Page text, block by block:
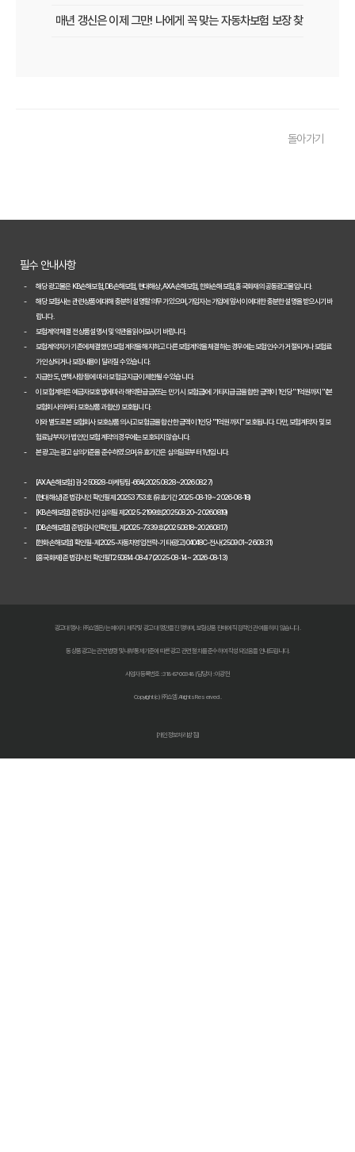
매년 갱신은 이제 그만! 나에게 꼭 맞는 자동차보험 보장 찾는 법
놓치면 후회! 자동차보험 가입 전 반드시 알아야 할 핵심 정보
놓치면 손해! 2026년 자동차보험 비교, 이것만은 꼭 확인하세요
2026년 자동차보험 현명하게 비교하는 3가지 핵심 전략
2026년 자동차보험 현명하게 비교하는 3가지 방법
자동차보험료 100만원 절약, 숨겨진 꿀팁 대방출
자동차보험, 다이렉트로 저렴하게 가입하는 비법 공개
내 차에 딱 맞는 자동차보험, 비교하고 고르는 완벽 가이드
2026 자동차보험 다이렉트 비교견적: 숨은 혜택 찾고 보험료 낮추는
자동차보험 다이렉트 비교사이트, 숨겨진 할인 꿀팁으로 진짜 최저가
다이렉트 자동차보험료 아끼는 법: 2026년 견적, 숨겨진 할인 꿀팁 대
다이렉트 자동차보험 비교견적: 숨은 1cm까지 찾아 보험료 낮추는 비
자동차 보험료 인상, 다이렉트 비교견적 사이트로 한 번에 해결!
돌아가기
필수 안내사항
해당 광고물은 KB손해보험, DB손해보험, 현대해상, AXA손해보험, 한화손해보험, 흥국화재의 공동광고물입니다.
해당 보험사는 관련 상품에 대해 충분히 설명할 의무가 있으며, 가입자는 가입에 앞서 이에 대한 충분한 설명을 받으시기 바
랍니다.
보험계약 체결 전 상품설명서 및 약관을 읽어보시기 바랍니다.
보험계약자가 기존에 체결했던 보험계약을 해지하고 다른 보험계약을 체결하는 경우에는 보험인수가 거절되거나 보험료
가 인상되거나 보장내용이 달라질 수 있습니다.
지급한도, 면책사항 등에 따라 보험금 지급이 제한될 수 있습니다.
이 보험계약은 예금자보호법에 따라 해약환급금(또는 만기 시 보험금)에 기타지급금을 합한 금액이 1인당 "1억원까지"(본
보험회사의 여타 보호상품과 합산) 보호됩니다.
이와 별도로 본 보험회사 보호상품의 사고보험금을 합산한 금액이 1인당 "1억원까지" 보호됩니다. 다만, 보험계약자 및 보
험료납부자가 법인인 보험계약의 경우에는 보호되지 않습니다.
본 광고는 광고심의기준을 준수하였으며, 유효기간은 심의일로부터 1년입니다.
[AXA손해보험] 검-250828-마케팅팀-664(2025.08.28~2026.08.27)
[현대해상] 준법감시인 확인필 제20253753호 (유효기간 2025-08-19 ~ 2026-08-18)
[KB손해보험] 준법감시인 심의필 제2025-2199호(2025.08.20~2026.08.19)
[DB손해보험] 준법감시인확인필_제2025-7339호(2025.08.18~2026.08.17)
[한화손해보험] 확인필-제2025-자동차영업전략-기타(광고)04048C-전사(25.09.01~26.08.31)
[흥국화재] 준법감시인 확인필T250814-08-47 (2025-08-14 ~ 2026-08-13)
광고대행사 : ㈜쇼엠은/는 페이지 제작 및 광고 대행만을 진행하며, 보험상품 판매에 직접적인 관여를 하지 않습니다.
동 상품광고는 관련 법령 및 내부통제기준에 따른 광고 관련 절차를 준수하여 작성되었음을 안내드립니다.
사업자등록번호 : 318-87-00348 | 담당자 : 이광헌
Copyright (c) ㈜쇼엠 All rights Reserved.
[개인정보처리방침]